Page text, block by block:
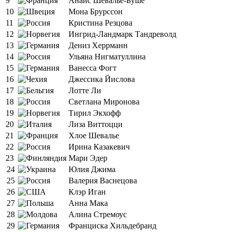
10
Мона Брурссон
11
Кристина Резцова
12
Ингрид-Ландмарк Тандреволд
13
Дениз Херрманн
14
Ульяна Нигматуллина
15
Ванесса Фогт
16
Джессика Йислова
17
Лотте Ли
18
Светлана Миронова
19
Тирил Экхофф
20
Лиза Виттоцци
21
Хлое Шевалье
22
Ирина Казакевич
23
Мари Эдер
24
Юлия Джима
25
Валерия Васнецова
26
Клэр Иган
27
Анна Мака
28
Алина Стремоус
29
Франциска Хильдебранд